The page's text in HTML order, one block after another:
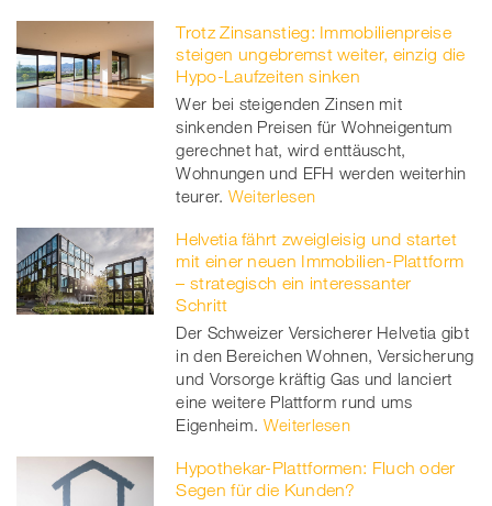
Trotz Zinsanstieg: Immobilienpreise
steigen ungebremst weiter, einzig die
Hypo-Laufzeiten sinken
Wer bei steigenden Zinsen mit
sinkenden Preisen für Wohneigentum
gerechnet hat, wird enttäuscht,
Wohnungen und EFH werden weiterhin
teurer. Weiterlesen
Helvetia fährt zweigleisig und startet
mit einer neuen Immobilien-Plattform
– strategisch ein interessanter
Schritt
Der Schweizer Versicherer Helvetia gibt
in den Bereichen Wohnen, Versicherung
und Vorsorge kräftig Gas und lanciert
eine weitere Plattform rund ums
Eigenheim. Weiterlesen
Hypothekar-Plattformen: Fluch oder
Segen für die Kunden?